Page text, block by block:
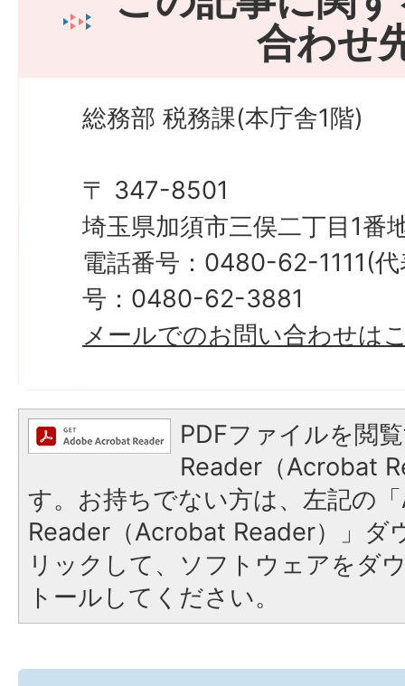
合わせ
総務部 税務課(本庁舎1階)
〒 347-8501
埼玉県加須市三俣二丁目1番
電話番号：0480-62-1111(
号：0480-62-3881
メールでのお問い合わせは
PDFファイルを閲
Reader（Acrobat
す。お持ちでない方は、左記の
Reader（Acrobat Reader）」ダ
リックして、ソフトウェアをダ
トールしてください。